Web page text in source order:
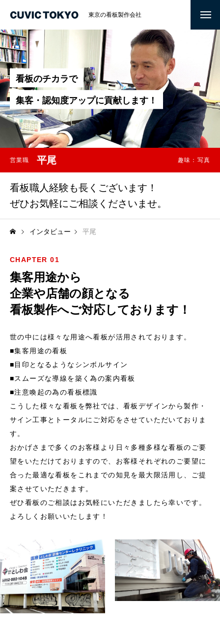
東京の看板製作会社
看板のチカ ラで
集客 ・ 認知度アップに貢献 し ます ！
営業職 平尾 趣味：写真
看板職人経験も長くございます！
ぜひお気軽にご相談くださいませ。
インタビュー 平尾
CHAPTER 01
集客用途から
企業や店舗の顔となる
看板製作へご対応しております！
世の中には様々な用途へ看板が活用されております。
■集客用途の看板
■目印となるようなシンボルサイン
■スムーズな導線を築く為の案内看板
■注意喚起の為の看板標識
こうした様々な看板を弊社では、看板デザインから製作・
サイン工事とトータルにご対応をさせていただいておりま
す。
おかげさまで多くのお客様より日々多種多様な看板のご要
望をいただけておりますので、お客様それぞれのご要望に
合った最適な看板をこれまでの知見を最大限活用し、ご提
案させていただきます。
ぜひ看板のご相談はお気軽にいただきましたら幸いです。
よろしくお願いいたします！